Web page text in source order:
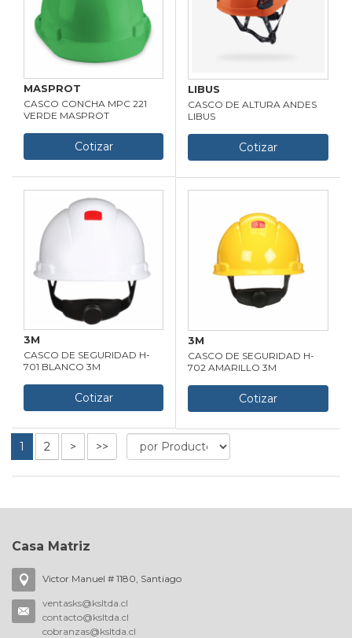
MASPROT
CASCO CONCHA MPC 221
VERDE MASPROT
Cotizar
LIBUS
CASCO DE ALTURA ANDES
LIBUS
Cotizar
3M
CASCO DE SEGURIDAD H-
701 BLANCO 3M
Cotizar
3M
CASCO DE SEGURIDAD H-
702 AMARILLO 3M
Cotizar
1 2 > >>
Casa Matriz
Victor Manuel # 1180, Santiago
ventasks@ksltda.cl
contacto@ksltda.cl
cobranzas@ksltda.cl